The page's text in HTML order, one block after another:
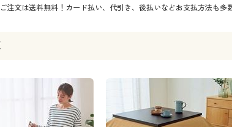
ンズ下着
メンズ下着 キッチン・雑貨・日用品
寝具・ベッド
文は送料無料！カード払い、代引き、後払いなどお支払方法も多